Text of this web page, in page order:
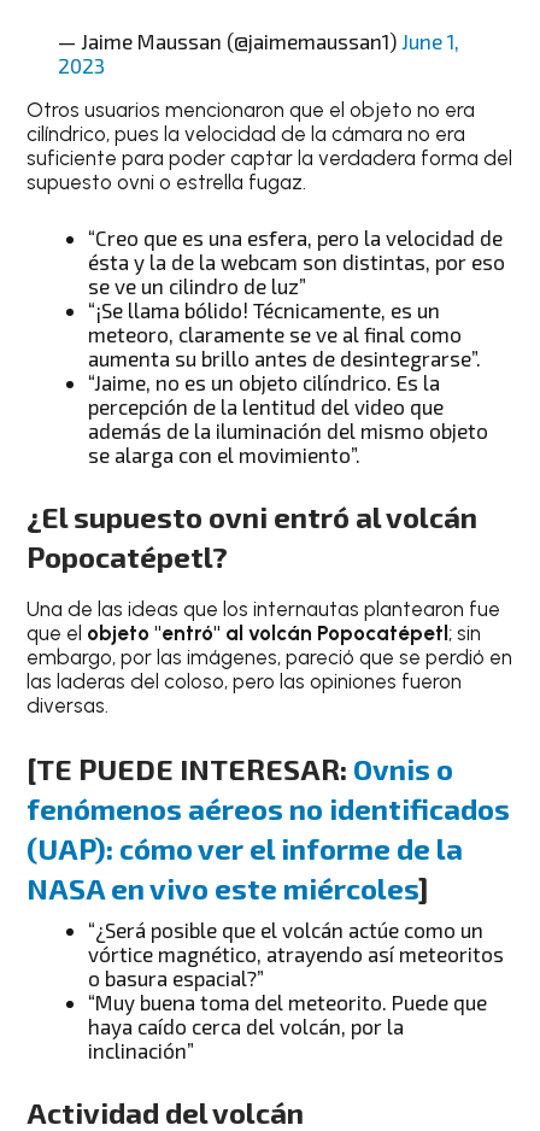
— Jaime Maussan (@jaimemaussan1) June 1,
2023
Otros usuarios mencionaron que el objeto no era
cilíndrico, pues la velocidad de la cámara no era
suficiente para poder captar la verdadera forma del
supuesto ovni o estrella fugaz.
“Creo que es una esfera, pero la velocidad de
ésta y la de la webcam son distintas, por eso
se ve un cilindro de luz”
“¡Se llama bólido! Técnicamente, es un
meteoro, claramente se ve al final como
aumenta su brillo antes de desintegrarse”.
“Jaime, no es un objeto cilíndrico. Es la
percepción de la lentitud del video que
además de la iluminación del mismo objeto
se alarga con el movimiento”.
¿El supuesto ovni entró al volcán
Popocatépetl?
Una de las ideas que los internautas plantearon fue
que el objeto "entró" al volcán Popocatépetl ; sin
embargo, por las imágenes, pareció que se perdió en
las laderas del coloso, pero las opiniones fueron
diversas.
[TE PUEDE INTERESAR: Ovnis o
fenómenos aéreos no identificados
(UAP): cómo ver el informe de la
NASA en vivo este miércoles]
“¿Será posible que el volcán actúe como un
vórtice magnético, atrayendo así meteoritos
o basura espacial?”
“Muy buena toma del meteorito. Puede que
haya caído cerca del volcán, por la
inclinación”
Actividad del volcán